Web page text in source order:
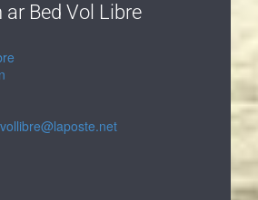
ar Bed Vol Libre